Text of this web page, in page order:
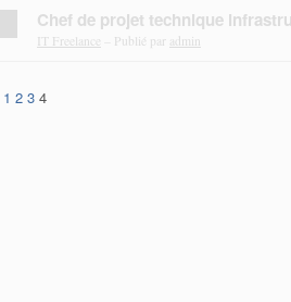
Chef de projet technique
IT Freelance – Publié par admin
1 2 3 4